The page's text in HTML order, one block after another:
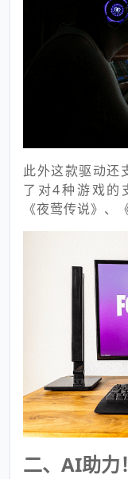
此外这款驱动还
了对4种游戏的
《夜莺传说》、
二、AI助